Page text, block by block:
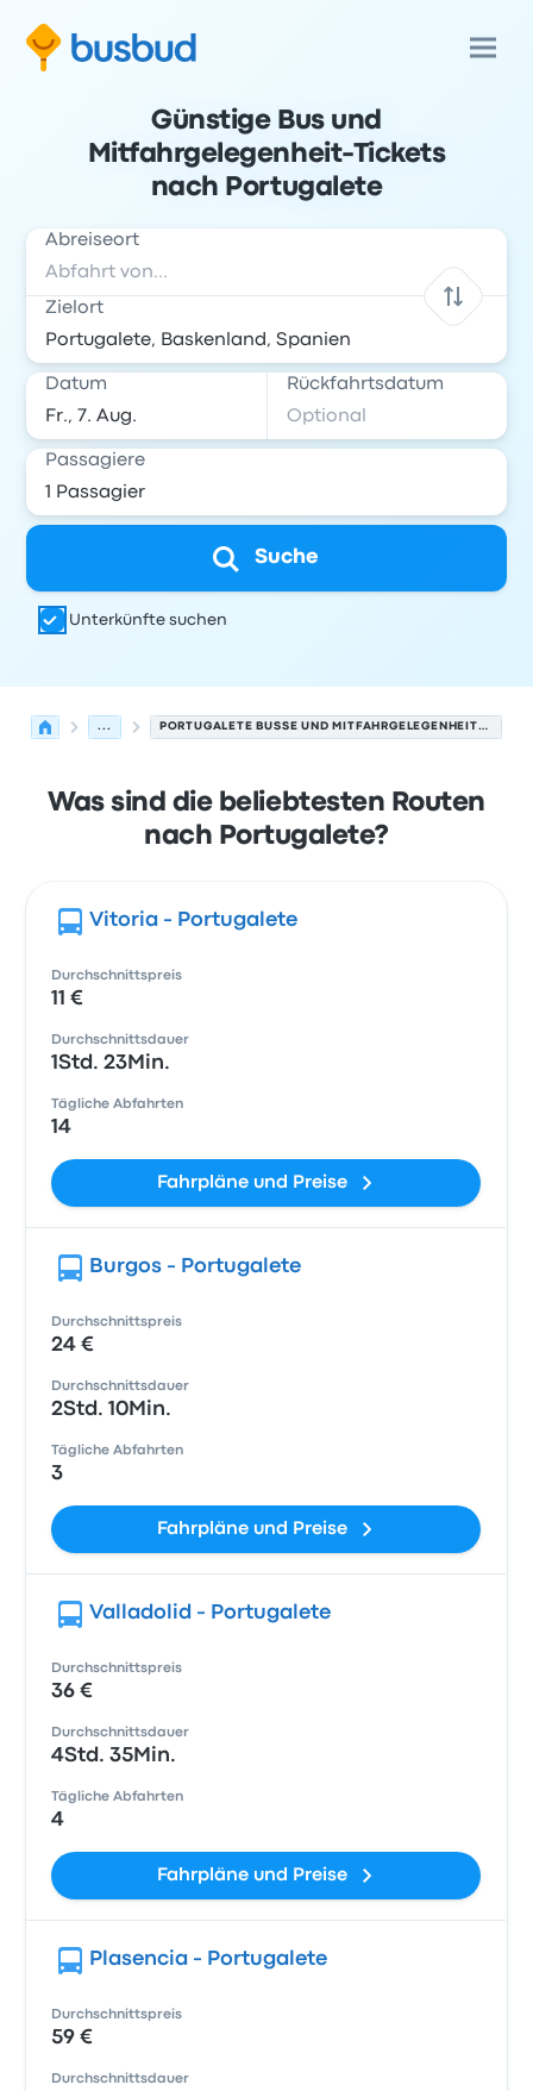
Günstige Bus und
Mitfahrgelegenheit-Tickets
nach Portugalete
Abreiseort
Zielort
Datum Rückfahrtsdatum
Passagiere
Suche
Unterkünfte suchen
... PORTUGALETE BUSSE UND MITFAHRGELEGENHEITEN.
Was sind die beliebtesten Routen
nach Portugalete?
Vitoria - Portugalete
Durchschnittspreis
11 €
Durchschnittsdauer
1Std. 23Min.
Tägliche Abfahrten
14
Fahrpläne und Preise
Burgos - Portugalete
Durchschnittspreis
24 €
Durchschnittsdauer
2Std. 10Min.
Tägliche Abfahrten
3
Fahrpläne und Preise
Valladolid - Portugalete
Durchschnittspreis
36 €
Durchschnittsdauer
4Std. 35Min.
Tägliche Abfahrten
4
Fahrpläne und Preise
Plasencia - Portugalete
Durchschnittspreis
59 €
Durchschnittsdauer